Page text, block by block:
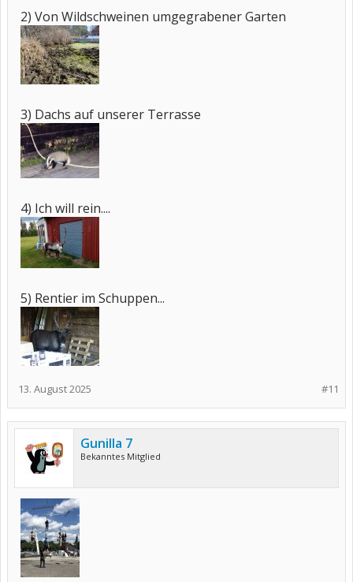
2) Von Wildschweinen umgegrabener Garten
3) Dachs auf unserer Terrasse
4) Ich will rein....
5) Rentier im Schuppen...
#11
13. August 2025
Gunilla 7
Bekanntes Mitglied